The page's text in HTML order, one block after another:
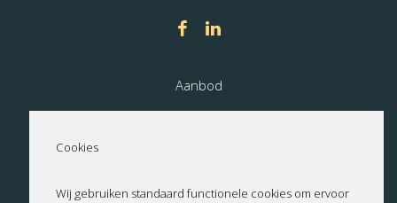
Aanbod
Cookies
Wij gebruiken standaard functionele cookies om ervoor